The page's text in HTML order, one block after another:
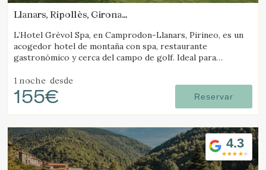
Llanars, Ripollès, Girona
L’Hotel Grèvol Spa, en Camprodon-Llanars, Pirineo, es un
acogedor hotel de montaña con spa, restaurante
gastronómico y cerca del campo de golf. Ideal para
1 noche desde
155€ Reservar
4.3